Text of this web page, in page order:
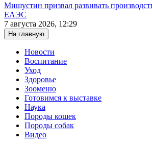
Мишустин призвал развивать
ЕАЭС
7 августа 2026, 12:29
На главную
Новости
Воспитание
Уход
Здоровье
Зооменю
Готовимся к выставке
Наука
Породы кошек
Породы собак
Видео